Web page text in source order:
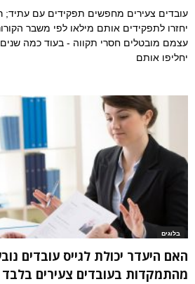
עובדים צעירים מחפשים תפקידים עם עתיד;
יחזרו לתפקידים אותם מילאו לפי משבר
עצמם מובטלים חסרי תקווה - בעוד כמה
יחליפו אותם
בלוגים
האם היעדר יכולת לגייס עובדים
מהתמקדות בעובדים צעירים בלבד